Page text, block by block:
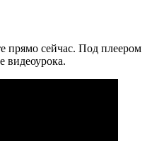
прямо сейчас. Под плеером
видеоурока.